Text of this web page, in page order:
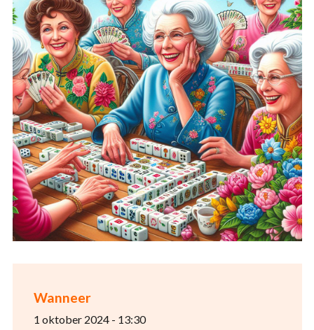
Wanneer
1 oktober 2024 - 13:30